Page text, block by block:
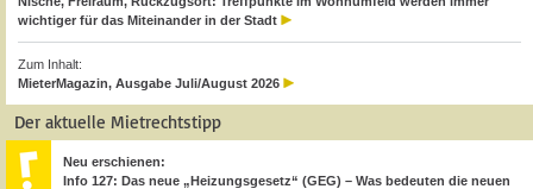
wichtiger für das Miteinander in der Stadt
Zum Inhalt:
MieterMagazin, Ausgabe Juli/August 2026
Der aktuelle Mietrechtstipp
Neu erschienen:
Info 127: Das neue „Heizungsgesetz“ (GEG) – Was bedeuten die neuen